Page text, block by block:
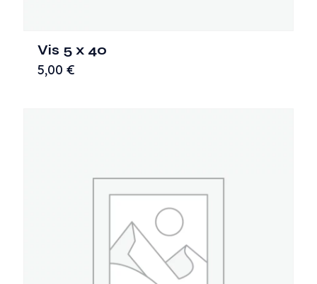
Vis 5 x 40
5,00 €